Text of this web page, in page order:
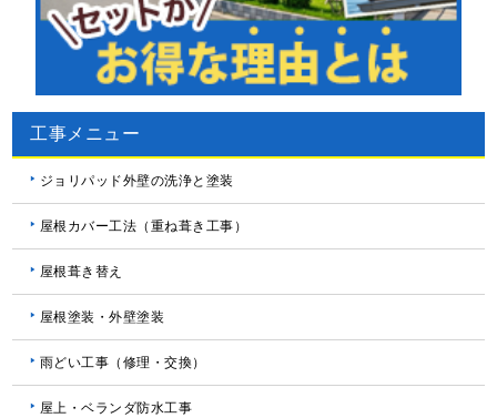
工事メニュー
ジョリパッド外壁の洗浄と塗装
屋根カバー工法（重ね葺き工事）
屋根葺き替え
屋根塗装・外壁塗装
雨どい工事（修理・交換）
屋上・ベランダ防水工事